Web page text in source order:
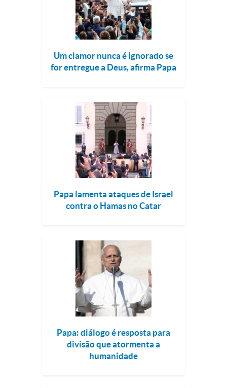
Um clamor nunca é ignorado se
for entregue a Deus, afirma Papa
Papa lamenta ataques de Israel
contra o Hamas no Catar
Papa: diálogo é resposta para
divisão que atormenta a
humanidade